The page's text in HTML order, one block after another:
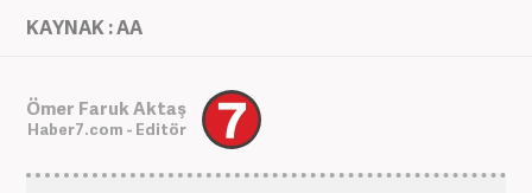
KAYNAK : AA
Ömer Faruk Aktaş
Haber7.com - Editör